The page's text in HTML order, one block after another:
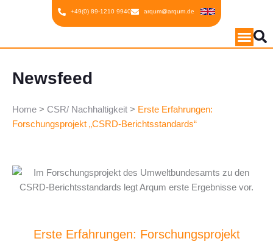
+49(0) 89-1210 9940 arqum@arqum.de
Newsfeed
Home > CSR/ Nachhaltigkeit > Erste Erfahrungen:
Forschungsprojekt „CSRD-Berichtsstandards“
Erste Erfahrungen: Forschungsprojekt